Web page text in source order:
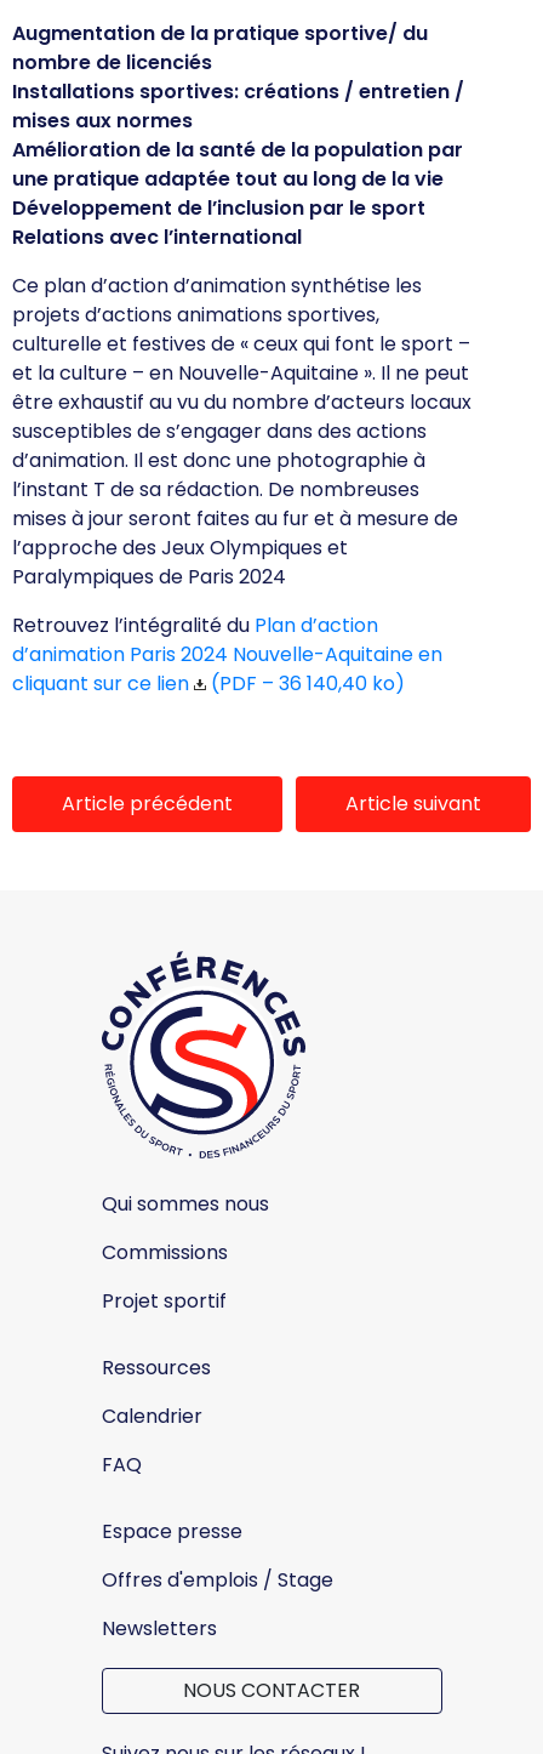
Augmentation de la pratique sportive/ du
nombre de licenciés
Installations sportives: créations / entretien /
mises aux normes
Amélioration de la santé de la population par
une pratique adaptée tout au long de la vie
Développement de l’inclusion par le sport
Relations avec l’international
Ce plan d’action d’animation synthétise les
projets d’actions animations sportives,
culturelle et festives de « ceux qui font le sport –
et la culture – en Nouvelle-Aquitaine ». Il ne peut
être exhaustif au vu du nombre d’acteurs locaux
susceptibles de s’engager dans des actions
d’animation. Il est donc une photographie à
l’instant T de sa rédaction. De nombreuses
mises à jour seront faites au fur et à mesure de
l’approche des Jeux Olympiques et
Paralympiques de Paris 2024
Retrouvez l’intégralité du Plan d’action
d’animation Paris 2024 Nouvelle-Aquitaine en
cliquant sur ce lien
(PDF – 36 140,40 ko)
Article précédent Article suivant
Qui sommes nous
Commissions
Projet sportif
Ressources
Calendrier
FAQ
Espace presse
Offres d'emplois / Stage
Newsletters
NOUS CONTACTER